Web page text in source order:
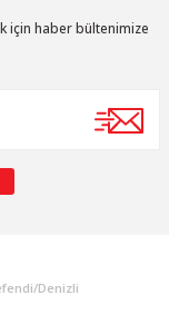
için haber bültenimize
Denizli